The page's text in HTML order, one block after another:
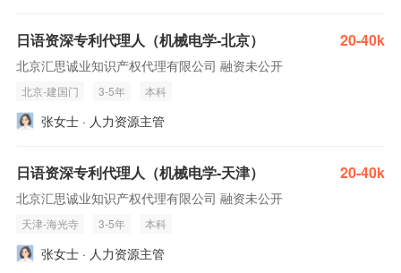
日语资深专利代理人（机械电学-北京） 20-40k
北京汇思诚业知识产权代理有限公司 融资未公开
北京-建国门 3-5年 本科
张女士 · 人力资源主管
日语资深专利代理人（机械电学-天津） 20-40k
北京汇思诚业知识产权代理有限公司 融资未公开
天津-海光寺 3-5年 本科
张女士 · 人力资源主管